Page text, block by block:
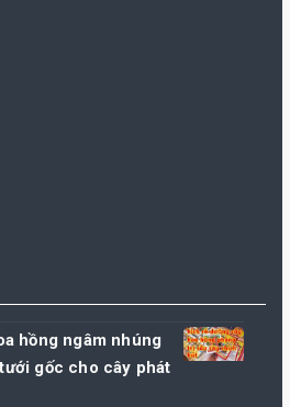
hồng ngâm nhúng
gốc cho cây phát